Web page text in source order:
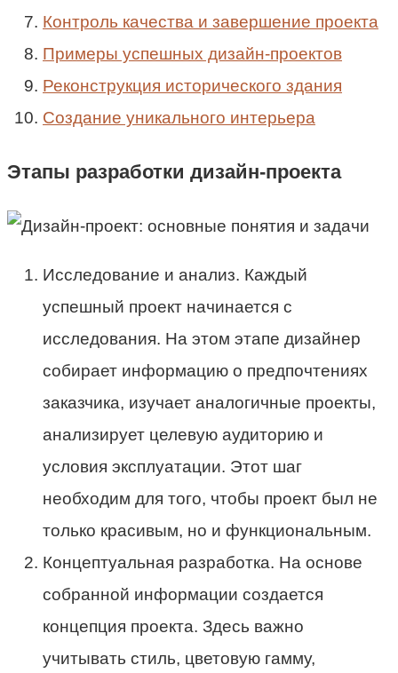
Контроль качества и завершение проекта
Примеры успешных дизайн-проектов
Реконструкция исторического здания
Создание уникального интерьера
Этапы разработки дизайн-проекта
Исследование и анализ. Каждый
успешный проект начинается с
исследования. На этом этапе дизайнер
собирает информацию о предпочтениях
заказчика, изучает аналогичные проекты,
анализирует целевую аудиторию и
условия эксплуатации. Этот шаг
необходим для того, чтобы проект был не
только красивым, но и функциональным.
Концептуальная разработка. На основе
собранной информации создается
концепция проекта. Здесь важно
учитывать стиль, цветовую гамму,